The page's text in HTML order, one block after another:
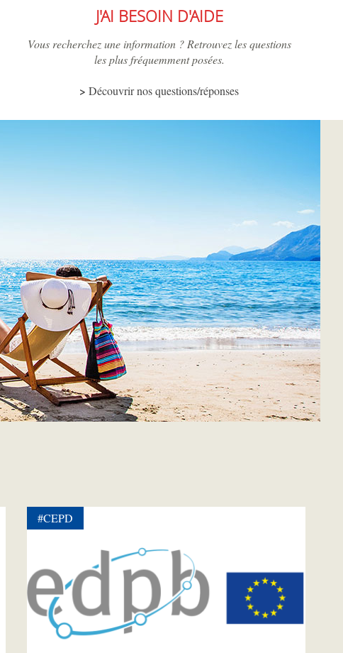
J'AI BESOIN D'AIDE
Vous recherchez une information ? Retrouvez les questions
les plus fréquemment posées.
Découvrir nos questions/réponses
#CEPD